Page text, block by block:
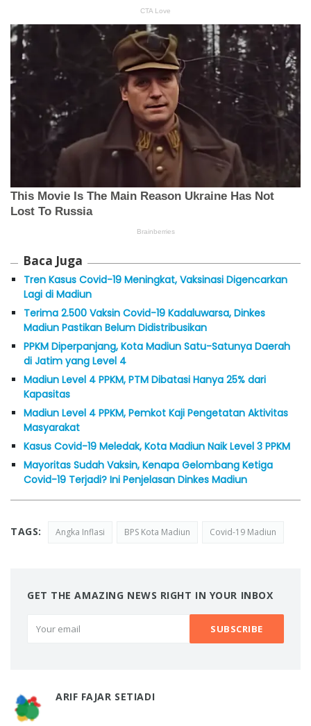
Baca Juga
Tren Kasus Covid-19 Meningkat, Vaksinasi Digencarkan
Lagi di Madiun
Terima 2.500 Vaksin Covid-19 Kadaluwarsa, Dinkes
Madiun Pastikan Belum Didistribusikan
PPKM Diperpanjang, Kota Madiun Satu-Satunya Daerah
di Jatim yang Level 4
Madiun Level 4 PPKM, PTM Dibatasi Hanya 25% dari
Kapasitas
Madiun Level 4 PPKM, Pemkot Kaji Pengetatan Aktivitas
Masyarakat
Kasus Covid-19 Meledak, Kota Madiun Naik Level 3 PPKM
Mayoritas Sudah Vaksin, Kenapa Gelombang Ketiga
Covid-19 Terjadi? Ini Penjelasan Dinkes Madiun
TAGS: Angka Inflasi BPS Kota Madiun Covid-19 Madiun
GET THE AMAZING NEWS RIGHT IN YOUR INBOX
ARIF FAJAR SETIADI